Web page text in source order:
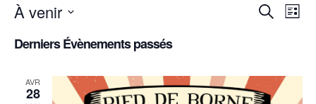
Recherche
de
vues
Recherche
Liste
À venir
Sélectionnez
date.
Derniers Évènements passés
AVR
28